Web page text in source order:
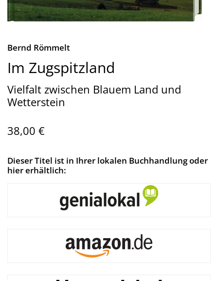
Bernd Römmelt
Im Zugspitzland
Vielfalt zwischen Blauem Land und
Wetterstein
38,00 €
Dieser Titel ist in Ihrer lokalen Buchhandlung oder
hier erhältlich: